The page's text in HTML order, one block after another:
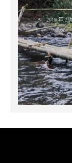
B 2019 年 2